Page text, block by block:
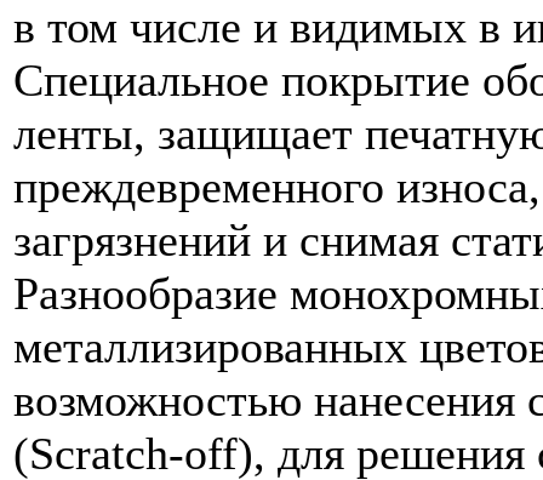
в том числе и видимых в
Специальное покрытие
ленты, защищает
преждевременного
загрязнений и снимая
Разнообразие
металлизированных
возможностью нанесения
(Scratch-off), для решения